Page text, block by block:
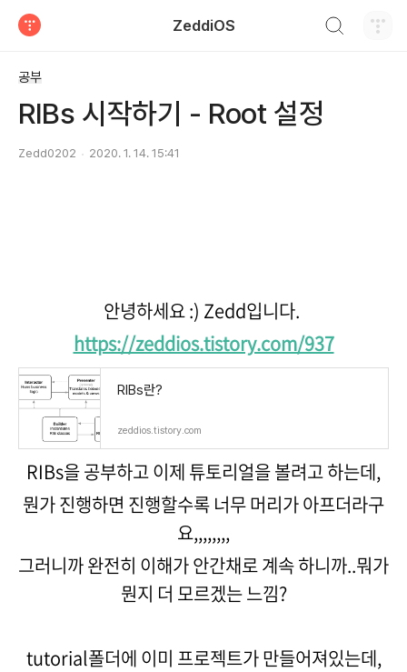
ZeddiOS
공부
RIBs 시작하기 - Root 설정
Zedd0202 2020. 1. 14. 15:41
안녕하세요 :) Zedd입니다.
https://zeddios.tistory.com/937
RIBs란?
zeddios.tistory.com
RIBs을 공부하고 이제 튜토리얼을 볼려고 하는데,
뭔가 진행하면 진행할수록 너무 머리가 아프더라구
요,,,,,,,,
그러니까 완전히 이해가 안간채로 계속 하니까..뭐가
뭔지 더 모르겠는 느낌?
tutorial폴더에 이미 프로젝트가 만들어져있는데,